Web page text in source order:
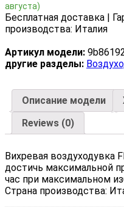
августа)
Бесплатная доставка |
производства: Италия
Артикул модели:
другие разделы:
Описание модели
Reviews (0)
Вихревая воздуходувка
достичь максимальной
час при максимальном
Страна производства: